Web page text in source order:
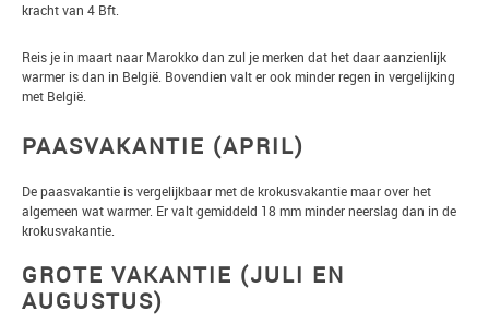
kracht van 4 Bft.
Reis je in maart naar Marokko dan zul je merken dat het daar aanzienlijk
warmer is dan in België. Bovendien valt er ook minder regen in vergelijking
met België.
PAASVAKANTIE (APRIL)
De paasvakantie is vergelijkbaar met de krokusvakantie maar over het
algemeen wat warmer. Er valt gemiddeld 18 mm minder neerslag dan in de
krokusvakantie.
GROTE VAKANTIE (JULI EN
AUGUSTUS)